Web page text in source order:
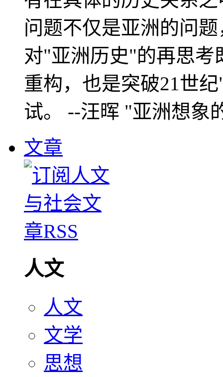
问题不仅是亚洲的问
对"亚洲历史"的再思考
重构，也是突破21世
试。 --汪晖 "亚洲想象
文章
人文
人文
文学
思想